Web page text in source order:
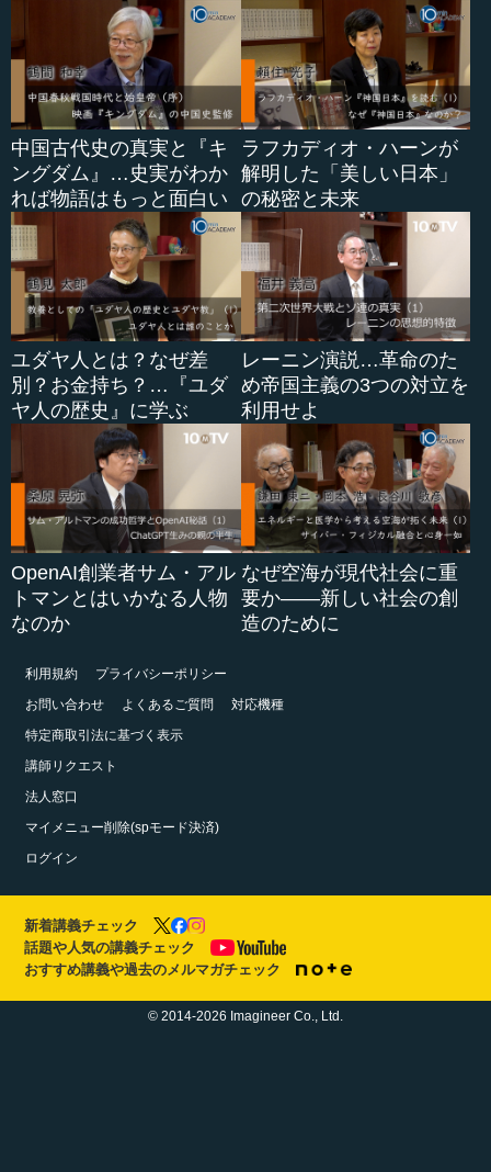
中国古代史の真実と『キ
ングダム』…史実がわか
れば物語はもっと面白い
ラフカディオ・ハーンが
解明した「美しい日本」
の秘密と未来
ユダヤ人とは？なぜ差
別？お金持ち？…『ユダ
ヤ人の歴史』に学ぶ
レーニン演説…革命のた
め帝国主義の3つの対立を
利用せよ
OpenAI創業者サム・アル
トマンとはいかなる人物
なのか
なぜ空海が現代社会に重
要か――新しい社会の創
造のために
利用規約
プライバシーポリシー
お問い合わせ
よくあるご質問
対応機種
特定商取引法に基づく表示
講師リクエスト
法人窓口
マイメニュー削除(spモード決済)
ログイン
新着講義チェック
話題や人気の講義チェック
おすすめ講義や過去のメルマガチェック
© 2014-2026 Imagineer Co., Ltd.